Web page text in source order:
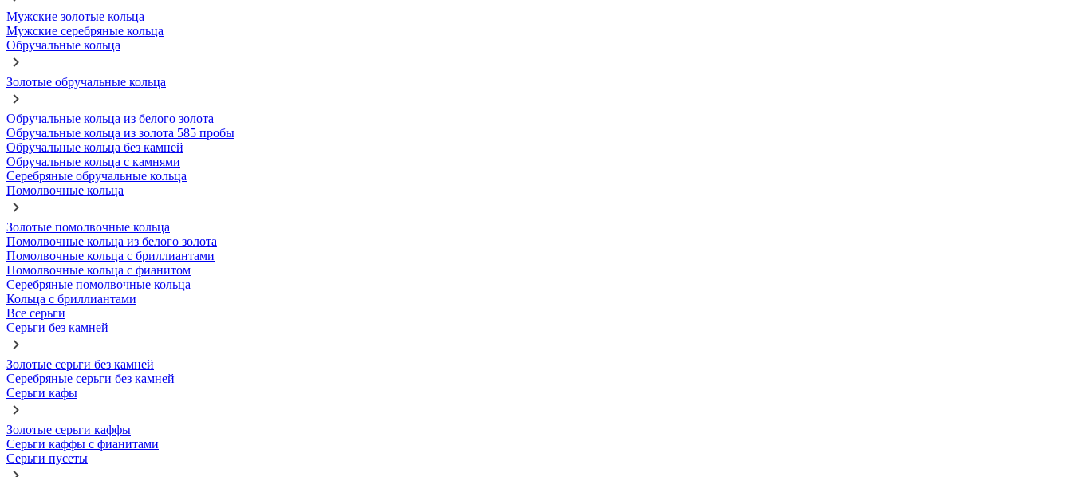
Мужские золотые кольца
Мужские серебряные кольца
Обручальные кольца
Золотые обручальные кольца
Обручальные кольца из белого золота
Обручальные кольца из золота 585 пробы
Обручальные кольца без камней
Обручальные кольца с камнями
Серебряные обручальные кольца
Помолвочные кольца
Золотые помолвочные кольца
Помолвочные кольца из белого золота
Помолвочные кольца с бриллиантами
Помолвочные кольца с фианитом
Серебряные помолвочные кольца
Кольца с бриллиантами
Все серьги
Серьги без камней
Золотые серьги без камней
Серебряные серьги без камней
Серьги кафы
Золотые серьги каффы
Серьги каффы с фианитами
Серьги пусеты